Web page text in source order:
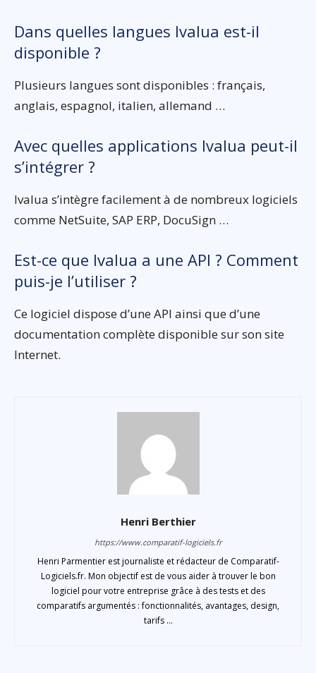
Dans quelles langues Ivalua est-il
disponible ?
Plusieurs langues sont disponibles : français,
anglais, espagnol, italien, allemand …
Avec quelles applications Ivalua peut-il
s’intégrer ?
Ivalua s’intègre facilement à de nombreux logiciels
comme NetSuite, SAP ERP, DocuSign …
Est-ce que Ivalua a une API ? Comment
puis-je l’utiliser ?
Ce logiciel dispose d’une API ainsi que d’une
documentation complète disponible sur son site
Internet.
Henri Berthier
https://www.comparatif-logiciels.fr
Henri Parmentier est journaliste et rédacteur de Comparatif-
Logiciels.fr. Mon objectif est de vous aider à trouver le bon
logiciel pour votre entreprise grâce à des tests et des
comparatifs argumentés : fonctionnalités, avantages, design,
tarifs ...